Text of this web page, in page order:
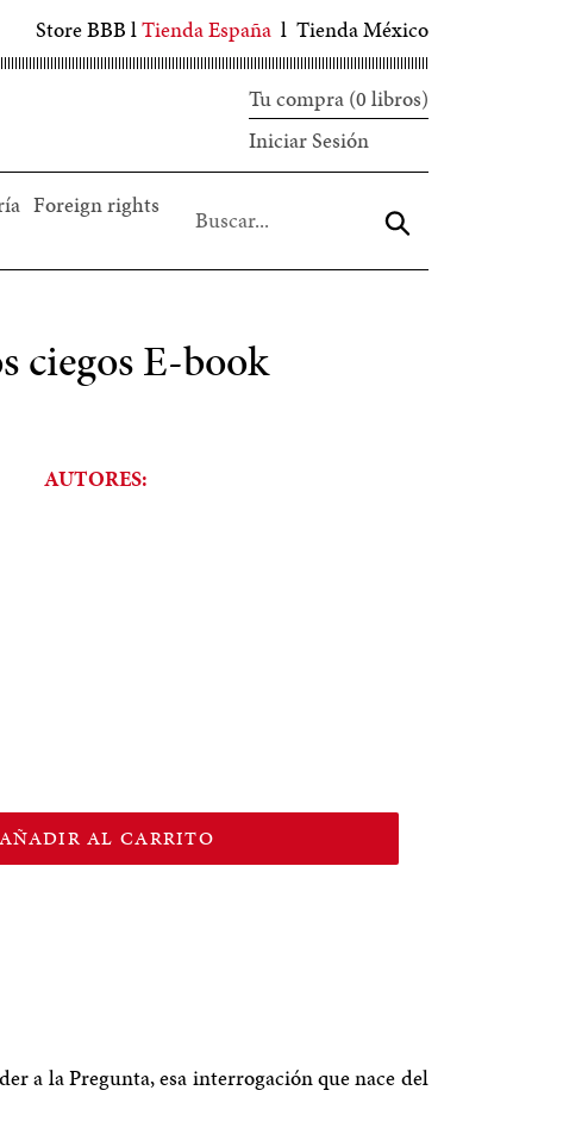
Store BBB lTienda España l Tienda México
Tu compra (0 libros)
Iniciar SesiónIniciar
sesión
Foreign rights
ciegos E-book
AUTORES:
AÑADIR AL CARRITO
a la Pregunta, esa interrogación que nace del